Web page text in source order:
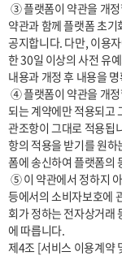
약관과 함께 플랫폼 초
공지합니다. 다만, 이용
한 30일 이상의 사전 유
내용과 개정 후 내용을
되는 계약에만 적용되고
관조항이 그대로 적용됩
항의 적용을 받기를 원
폼에 송신하여 플랫폼의
등에서의 소비자보호에
회가 정하는 전자상거래
에 따릅니다.
제4조 [서비스 이용계약